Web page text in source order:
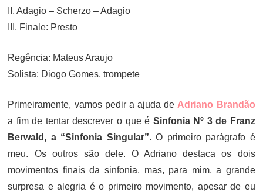
II. Adagio – Scherzo – Adagio
III. Finale: Presto
Regência: Mateus Araujo
Solista: Diogo Gomes, trompete
Primeiramente, vamos pedir a ajuda de Adriano Brandão
a fim de tentar descrever o que é Sinfonia Nº 3 de Franz
Berwald, a “Sinfonia Singular”. O primeiro parágrafo é
meu. Os outros são dele. O Adriano destaca os dois
movimentos finais da sinfonia, mas, para mim, a grande
surpresa e alegria é o primeiro movimento, apesar de eu